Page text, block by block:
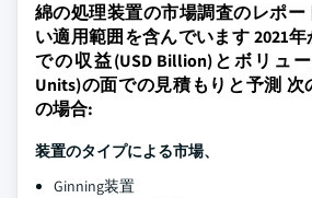
綿の処理装置の市場調査のレポー
い適用範囲を含んでいます 2021年
での収益(USD Billion)とボリュ
Units)の面での見積もりと予測 次
の場合:
装置のタイプによる市場、
Ginning装置